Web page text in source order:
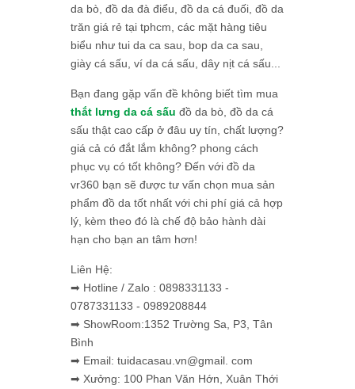
da bò, đồ da đà điểu, đồ da cá đuối, đồ da
trăn giá rẻ tại tphcm, các mặt hàng tiêu
biểu như tui da ca sau, bop da ca sau,
giày cá sấu, ví da cá sấu, dây nịt cá sấu...
Bạn đang gặp vấn đề không biết tìm mua
thắt lưng da cá sấu đồ da bò, đồ da cá
sấu thật cao cấp ở đâu uy tín, chất lượng?
giá cả có đắt lắm không? phong cách
phục vụ có tốt không? Đến với đồ da
vr360 bạn sẽ được tư vấn chọn mua sản
phẩm đồ da tốt nhất với chi phí giá cả hợp
lý, kèm theo đó là chế độ bảo hành dài
hạn cho bạn an tâm hơn!
Liên Hệ:
➡ Hotline / Zalo : 0898331133 -
0787331133 - 0989208844
➡ ShowRoom:1352 Trường Sa, P3, Tân
Bình
➡ Email: tuidacasau.vn@gmail. com
➡ Xưởng: 100 Phan Văn Hớn, Xuân Thới